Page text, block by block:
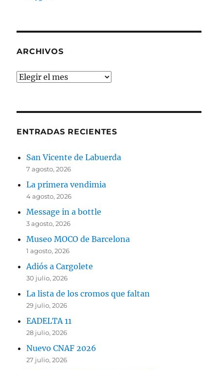
ARCHIVOS
Archivos
ENTRADAS RECIENTES
San Vicente de Labuerda
7 agosto, 2026
La primera vendimia
4 agosto, 2026
Message in a bottle
3 agosto, 2026
Museo MOCO de Barcelona
1 agosto, 2026
Adiós a Cargolete
30 julio, 2026
La lista de los cromos que faltan
29 julio, 2026
EADELTA 11
28 julio, 2026
Nuevo CNAF 2026
27 julio, 2026